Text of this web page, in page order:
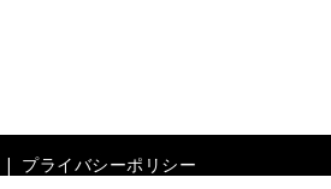
プライバシーポリシー